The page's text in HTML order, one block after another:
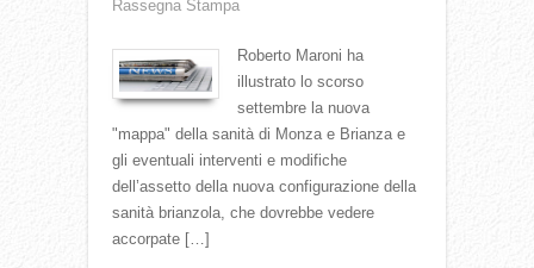
Rassegna Stampa
Roberto Maroni ha
illustrato lo scorso
settembre la nuova
"mappa" della sanità di Monza e Brianza e
gli eventuali interventi e modifiche
dell’assetto della nuova configurazione della
sanità brianzola, che dovrebbe vedere
accorpate […]